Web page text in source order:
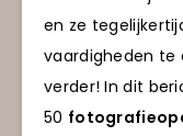
en ze
vaardigheden te
verder! In dit
50